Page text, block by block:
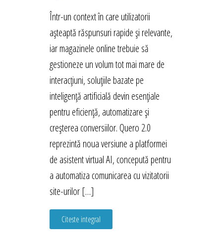
Într-un context în care utilizatorii
așteaptă răspunsuri rapide și relevante,
iar magazinele online trebuie să
gestioneze un volum tot mai mare de
interacțiuni, soluțiile bazate pe
inteligență artificială devin esențiale
pentru eficiență, automatizare și
creșterea conversiilor. Quero 2.0
reprezintă noua versiune a platformei
de asistent virtual AI, concepută pentru
a automatiza comunicarea cu vizitatorii
site-urilor […]
Citeste integral